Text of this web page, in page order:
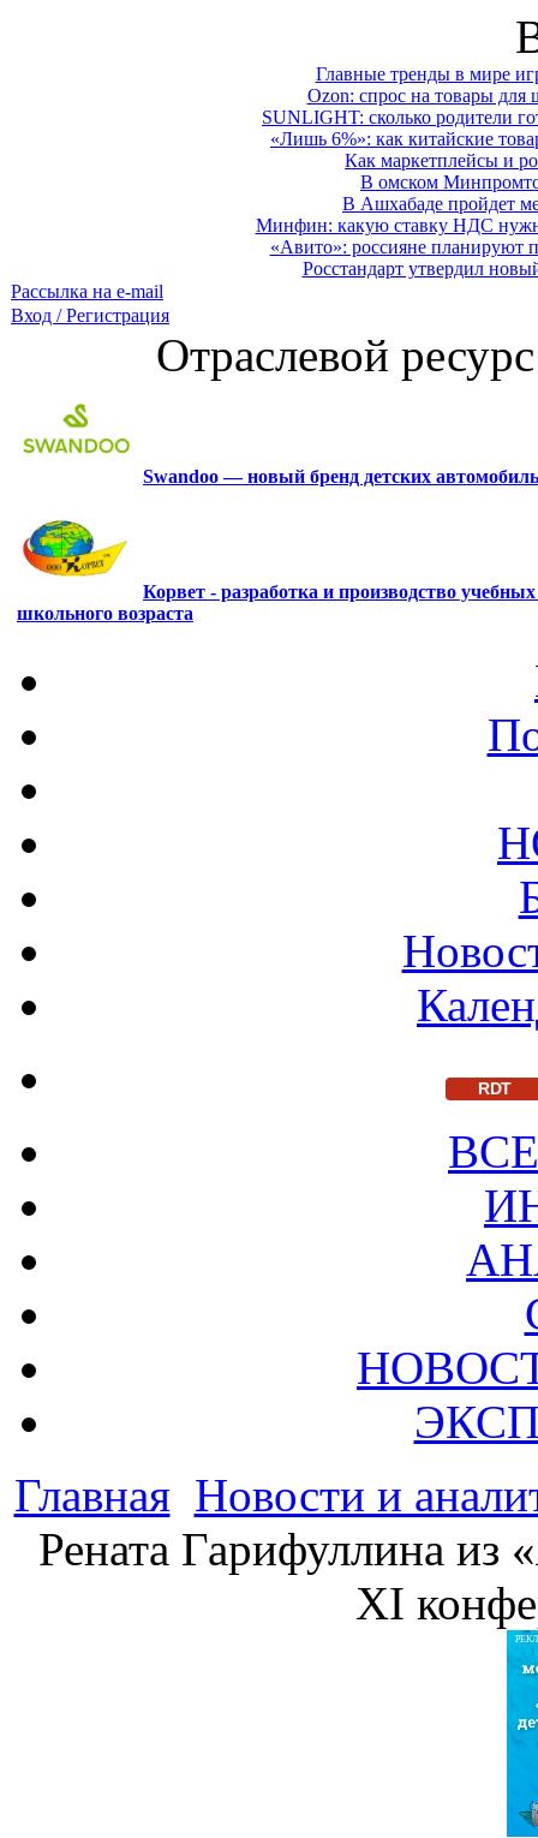
Главные тренды в мире
Ozon: спрос на товары для
SUNLIGHT: сколько родители
«Лишь 6%»: как китайские
Как маркетплейсы и
В омском
В Ашхабаде пройдет
Минфин: какую ставку НДС
«Авито»: россияне планируют
Росстандарт утвердил
Рассылка на e-mail
Вход / Регистрация
Отраслевой
Swandoo — новый бренд детских
Корвет - разработка и производство
школьного возраста
RDT
Главная Новости и
Рената Гарифуллина
XI